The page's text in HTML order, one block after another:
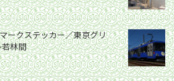
ークステッカー／東京グリ
林間